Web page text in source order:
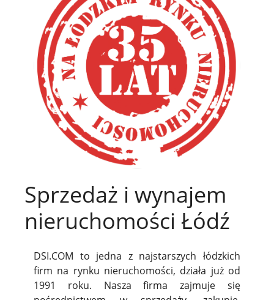
Sprzedaż i wynajem
nieruchomości Łódź
DSI.COM to jedna z najstarszych łódzkich
firm na rynku nieruchomości, działa już od
1991 roku. Nasza firma zajmuje się